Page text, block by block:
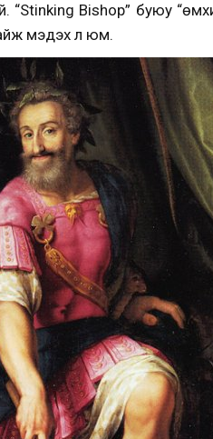
“Stinking Bishop” буюу
мэдэх л юм.